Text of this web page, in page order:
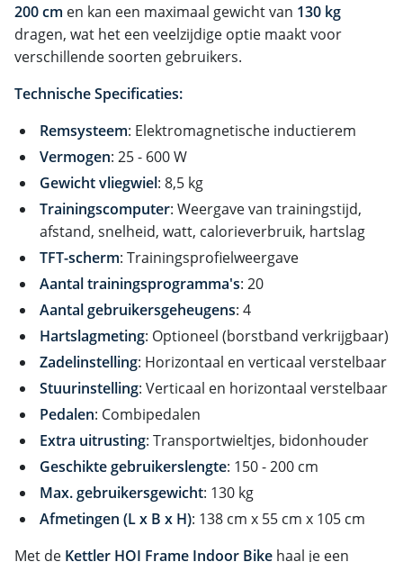
200 cm en kan een maximaal gewicht van 130 kg
dragen, wat het een veelzijdige optie maakt voor
verschillende soorten gebruikers.
Technische Specificaties:
Remsysteem: Elektromagnetische inductierem
Vermogen: 25 - 600 W
Gewicht vliegwiel: 8,5 kg
Trainingscomputer: Weergave van trainingstijd,
afstand, snelheid, watt, calorieverbruik, hartslag
TFT-scherm: Trainingsprofielweergave
Aantal trainingsprogramma's: 20
Aantal gebruikersgeheugens: 4
Hartslagmeting: Optioneel (borstband verkrijgbaar)
Zadelinstelling: Horizontaal en verticaal verstelbaar
Stuurinstelling: Verticaal en horizontaal verstelbaar
Pedalen: Combipedalen
Extra uitrusting: Transportwieltjes, bidonhouder
Geschikte gebruikerslengte: 150 - 200 cm
Max. gebruikersgewicht: 130 kg
Afmetingen (L x B x H): 138 cm x 55 cm x 105 cm
Met de Kettler HOI Frame Indoor Bike haal je een